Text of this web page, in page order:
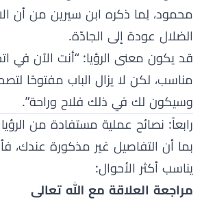
محمود، لِما ذكره ابن سيرين من أن
الضلال عودة إلى الجادّة.
قد يكون معنى الرؤيا: “أنت الآن في
مناسب، لكن لا يزال الباب مفتوحًا
وسيكون لك في ذلك فلاح وراحة”.
رابعاً: نصائح عملية مستفادة من الرؤيا
بما أن التفاصيل غير مذكورة عندك،
يناسب أكثر الأحوال:
مراجعة العلاقة مع الله تعالى